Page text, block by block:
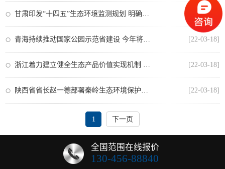
甘肃印发“十四五”生态环境监测规划 明确碳监测评估等13项主要任务 [22-03-18]
青海持续推动国家公园示范省建设 今年将初步形成自然保护地体系新格局 [22-03-18]
浙江着力建立健全生态产品价值实现机制 为破解“两山”转化四个难题提供制度保障 [22-03-18]
陕西省省长赵一德部署秦岭生态环境保护工作时强调 坚决当好秦岭生态卫士 [22-03-18]
1 下一页
全国范围在线报价
130-456-88840